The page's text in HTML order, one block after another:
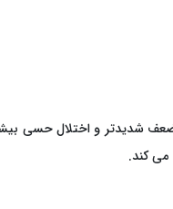
شدیدتر و اختلال حسی
می‌ کند.